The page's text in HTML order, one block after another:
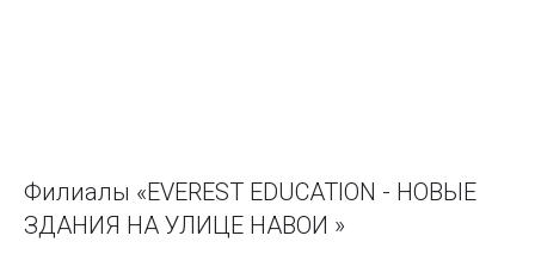
Филиалы «EVEREST EDUCATION - НОВЫЕ
ЗДАНИЯ НА УЛИЦЕ НАВОИ »